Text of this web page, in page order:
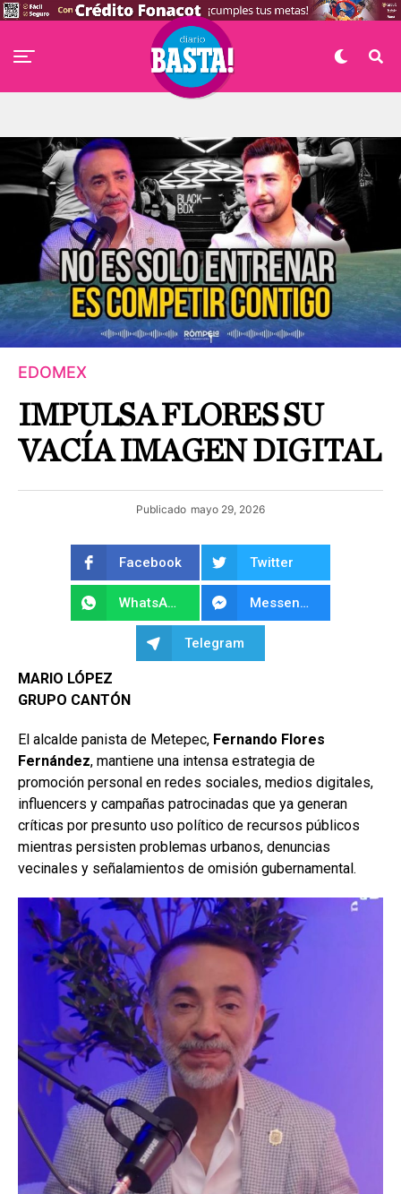
EDOMEX
IMPULSA FLORES SU
VACÍA IMAGEN DIGITAL
Publicado mayo 29, 2026
Facebook Twitter
WhatsApp Messenger
Telegram
MARIO LÓPEZ
GRUPO CANTÓN
El alcalde panista de Metepec, Fernando Flores
Fernández, mantiene una intensa estrategia de
promoción personal en redes sociales, medios digitales,
influencers y campañas patrocinadas que ya generan
críticas por presunto uso político de recursos públicos
mientras persisten problemas urbanos, denuncias
vecinales y señalamientos de omisión gubernamental.